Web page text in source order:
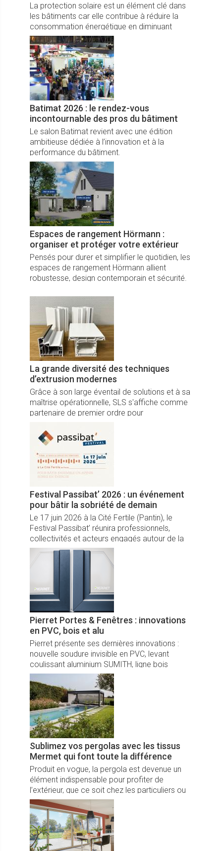
La protection solaire est un élément clé dans
les bâtiments car elle contribue à réduire la
consommation énergétique en diminuant
l’usage de la climatisation et de l’éclairage
artificiel. Elle joue un rôle important pour le
confort et le bien-être des occupants en
offrant protection thermique, gestion de la
lumière naturelle, et transparence.
Batimat 2026 : le rendez-vous
incontournable des pros du bâtiment
Le salon Batimat revient avec une édition
ambitieuse dédiée à l’innovation et à la
performance du bâtiment.
Espaces de rangement Hörmann :
organiser et protéger votre extérieur
Pensés pour durer et simplifier le quotidien, les
espaces de rangement Hörmann allient
robustesse, design contemporain et sécurité.
bûches : des solutions clés en main pour
optimiser chaque mètre carré de votre
extérieur.
La grande diversité des techniques
d’extrusion modernes
Grâce à son large éventail de solutions et à sa
maîtrise opérationnelle, SLS s'affiche comme
partenaire de premier ordre pour
le développement de leurs profilés grande
dimension et aussi composites destinés aux
fenêtres de maison passive.
Festival Passibat’ 2026 : un événement
pour bâtir la sobriété de demain
Le 17 juin 2026 à la Cité Fertile (Pantin), le
Festival Passibat’ réunira professionnels,
collectivités et acteurs engagés autour de la
performance énergétique. Organisé par
l’association La Maison du Passif, cet
des territoires.
Pierret Portes & Fenêtres : innovations
en PVC, bois et alu
Pierret présente ses dernières innovations :
nouvelle soudure invisible en PVC, levant
coulissant aluminium SUMITH, ligne bois
Patrimoine conforme aux exigences ABF. Trois
évolutions majeures qui conjuguent esthétique,
performance thermique et durabilité,
soutenues par une Garantie Totale 20 ans.
Sublimez vos pergolas avec les tissus
Mermet qui font toute la différence
Produit en vogue, la pergola est devenue un
élément indispensable pour profiter de
l’extérieur, que ce soit chez les particuliers ou
dans les cafés, hôtels et restaurants. Elles
permettent de créer de nouveaux espaces à
vivre en extérieur avec une bonne protection
solaire et une ventilation naturelle optimale
selon le besoin de l'utilisateur.